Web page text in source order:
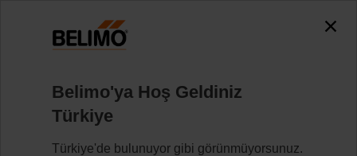
EV015R2+BAC
Belimo'ya Hoş Geldiniz
Türkiye
Türkiye'de bulunuyor gibi görünmüyorsunuz.